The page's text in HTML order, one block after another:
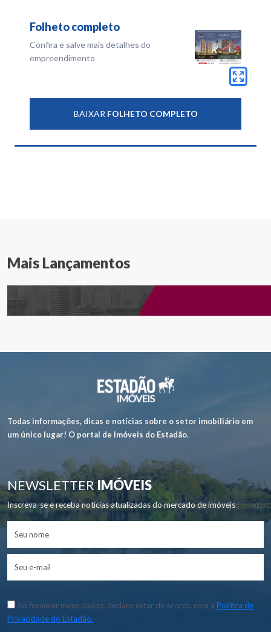
Folheto completo
Confira e salve mais detalhes do
empreendimento
BAIXAR FOLHETO COMPLETO
Mais Lançamentos
Todas informações, dicas e notícias sobre o setor imobiliário em
um único lugar! O portal de Imóveis do Estadão.
NEWSLETTERIMÓVEIS
Inscreva-se e receba notícias atualizadas do mercado de imóveis
Ao fornecer meus dados, declaro estar de acordo com a Política de
Privacidade do Estadão.